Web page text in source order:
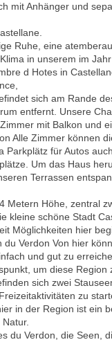
mit Anhänger und
Ruhe, eine
in unserem im
d Hotes in
sich am Rande
entfernt. Unsere
mit Balkon und
Alle Zimmer können
Parkplätz für Autos
Um das Haus
Terrassen
Metern Höhe, zentral
kleine schöne Stadt
Möglichkeiten hier
du Verdon Von hier
und gut zu
um diese Region
sich zwei
zu
in der Region ist ein
du Verdon, die Seen,